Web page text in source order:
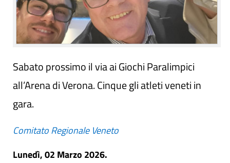
Sabato prossimo il via ai Giochi Paralimpici
all’Arena di Verona. Cinque gli atleti veneti in
gara.
Comitato Regionale Veneto
Lunedì, 02 Marzo 2026.